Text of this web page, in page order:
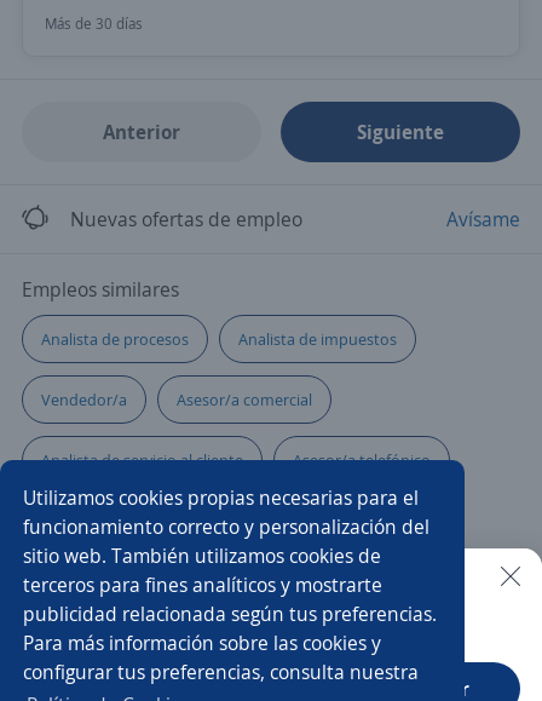
Utilizamos cookies propias necesarias para el
funcionamiento correcto y personalización del
sitio web. También utilizamos cookies de
terceros para fines analíticos y mostrarte
publicidad relacionada según tus preferencias.
Para más información sobre las cookies y
configurar tus preferencias, consulta nuestra
Más de 30 días
Anterior Siguiente
Nuevas ofertas de empleo Avísame
Empleos similares
Analista de procesos Analista de impuestos
Vendedor/a Asesor/a comercial
Analista de servicio al cliente Asesor/a telefónico
Analista de control de gestión
Vendedor/a puerta a puerta Asesor/a
Analista de calidad Asesores/as comerciales
Buscar es más fácil en la app
CT App Abrir